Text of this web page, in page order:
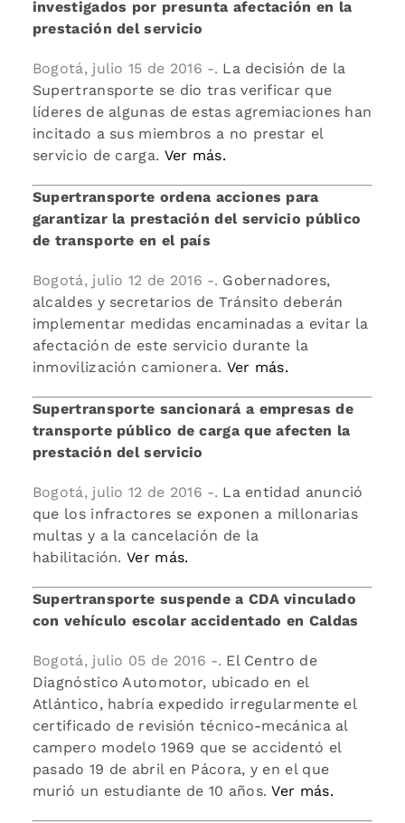
investigados por presunta afectación en la
prestación del servicio
Bogotá, julio 15 de 2016 -. La decisión de la
Supertransporte se dio tras verificar que
líderes de algunas de estas agremiaciones han
incitado a sus miembros a no prestar el
servicio de carga. Ver más.
Supertransporte ordena acciones para
garantizar la prestación del servicio público
de transporte en el país
Bogotá, julio 12 de 2016 -. Gobernadores,
alcaldes y secretarios de Tránsito deberán
implementar medidas encaminadas a evitar la
afectación de este servicio durante la
inmovilización camionera. Ver más.
Supertransporte sancionará a empresas de
transporte público de carga que afecten la
prestación del servicio
Bogotá, julio 12 de 2016 -. La entidad anunció
que los infractores se exponen a millonarias
multas y a la cancelación de la
habilitación.Ver más.
Supertransporte suspende a CDA vinculado
con vehículo escolar accidentado en Caldas
Bogotá, julio 05 de 2016 -. El Centro de
Diagnóstico Automotor, ubicado en el
Atlántico, habría expedido irregularmente el
certificado de revisión técnico-mecánica al
campero modelo 1969 que se accidentó el
pasado 19 de abril en Pácora, y en el que
murió un estudiante de 10 años.Ver más.